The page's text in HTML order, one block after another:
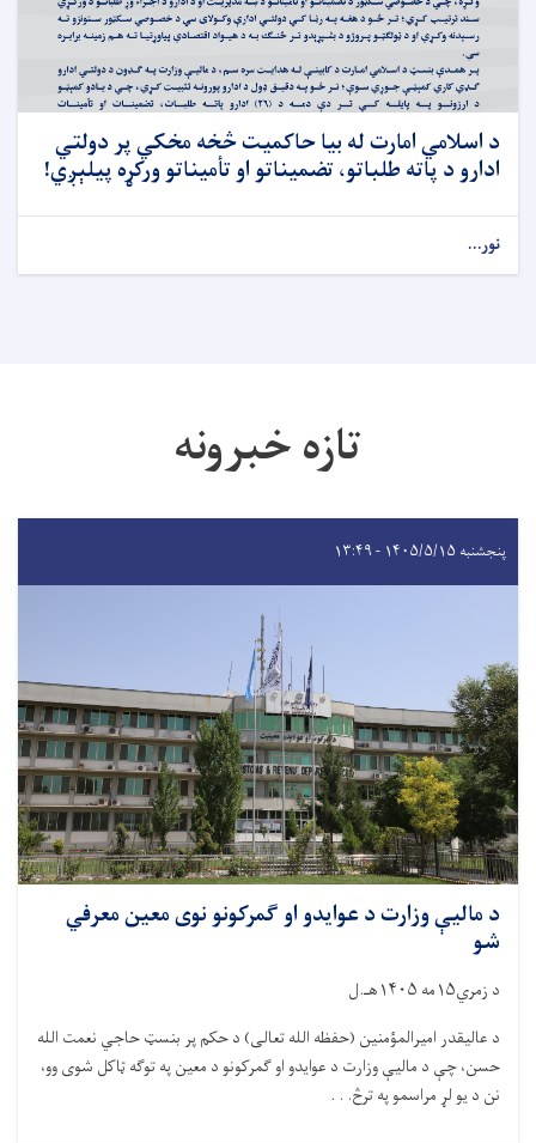
د اسلامي امارت له بیا حاکمیت څخه مخکي پر دولتي
ادارو د پاته طلباتو، تضمیناتو او تأمیناتو ورکړه پیلېږي!
نور...
تازه خبرونه
پنجشنبه ۱۴۰۵/۵/۱۵ - ۱۳:۴۹
د مالیې وزارت د عوایدو او ګمرکونو نوی معین معرفي
شو
د زمري۱۵مه ۱۴۰۵هـ.ل
د عالیقدر امیرالمؤمنین (حفظه الله تعالی) د حکم پر بنسټ حاجي نعمت الله
حسن، چې د مالیې وزارت د عوایدو او ګمرکونو د معین په توګه ټاکل شوی وو،
نن د یو لړ مراسمو په ترڅ. . .